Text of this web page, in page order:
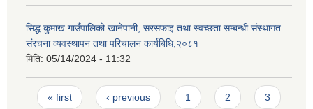
सिद्ध कुमाख गाउँपालिको खानेपानी, सरसफाइ तथा स्वच्छता सम्बन्धी संस्थागत
संरचना व्यवस्थापन तथा परिचालन कार्यबिधि,२०८१
मिति: 05/14/2024 - 11:32
Pages
« first ‹ previous 1 2 3